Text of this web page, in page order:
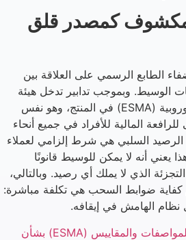
كمصدر قلق
الطابع الرسمي على العلاقة بين
الوسيط. وبموجب تدابير تدخل هيئة
الأوراق المالية والأسواق الأوروبية (ESMA) في المنتج، وهو نفس
المالية للأفراد في جميع أنحاء
الرصيد السلبي هي شرط إلزامي لعملاء
يعني أنه لا يمكن للوسيط قانونًا
الذي لا يملك أي رصيد. وبالتالي،
كفاية ضوابط السحب هي تكلفة مباشرة:
الهامش في إيقافه.
تدابير تدخل هيئة الإمارات للمواصفات والمقاييس (ESMA) بشأن